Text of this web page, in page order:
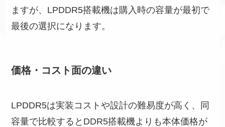
ますが、LPDDR5搭載機は購入時の容量が最初で
最後の選択になります。
価格・コスト面の違い
LPDDR5は実装コストや設計の難易度が高く、同
容量で比較するとDDR5搭載機よりも本体価格が